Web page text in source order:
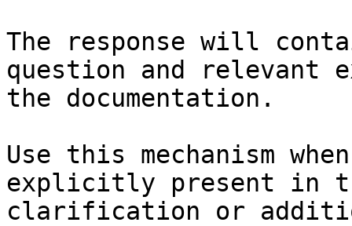
The response will
question and relevant
the documentation.
Use this mechanism
explicitly present in
clarification or